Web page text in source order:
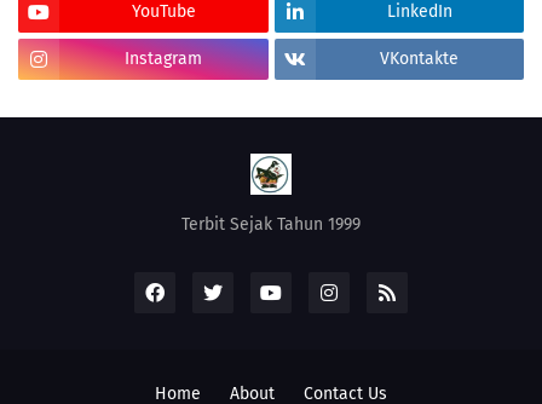
YouTube LinkedIn
Instagram VKontakte
Terbit Sejak Tahun 1999
Home About Contact Us